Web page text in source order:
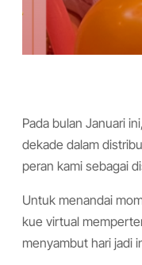
Pada bulan Januari
dekade dalam
peran kami sebagai
Untuk menandai
kue virtual
menyambut hari jadi